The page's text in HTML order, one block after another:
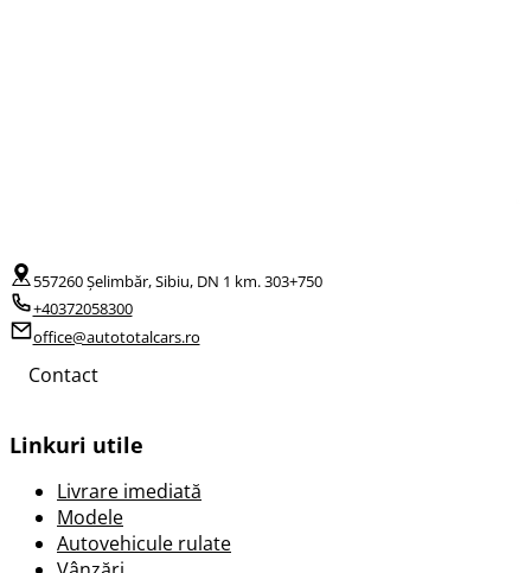
557260 Șelimbăr, Sibiu, DN 1 km. 303+750
+40372058300
office@autototalcars.ro
Contact
Linkuri utile
Livrare imediată
Modele
Autovehicule rulate